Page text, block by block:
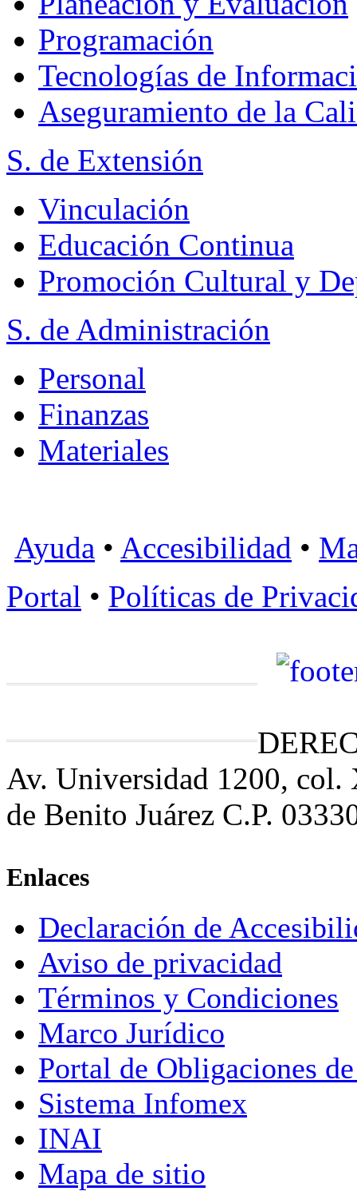
Programación
Tecnologías de
Aseguramiento de la
S. de Extensión
Vinculación
Educación Continua
Promoción Cultural y
S. de Administración
Personal
Finanzas
Materiales
Ayuda • Accesibilidad •
Portal • Políticas de
Av. Universidad 1200,
de Benito Juárez C.P.
Enlaces
Declaración de
Aviso de privacidad
Términos y Condiciones
Marco Jurídico
Portal de Obligaciones
Sistema Infomex
INAI
Mapa de sitio